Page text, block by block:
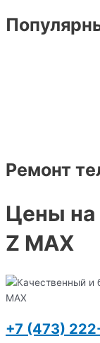
Ремонт
Цены на
Z MAX
+7 (473)